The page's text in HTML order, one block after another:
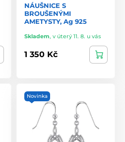
NÁUŠNICE S
BROUŠENÝMI
AMETYSTY, Ag 925
Skladem, v úterý 11. 8. u vás
1 350 Kč
Novinka